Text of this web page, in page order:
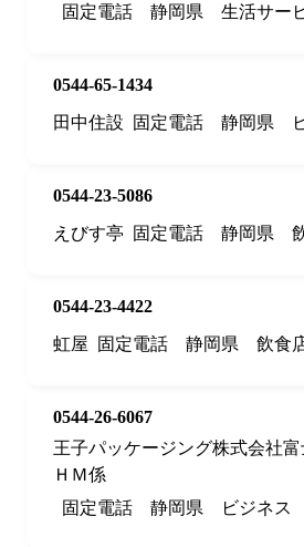
固定電話
静岡県 生活サー
0544-65-1434
田中住設
固定電話 静岡県
0544-23-5086
えびす亭
固定電話 静岡県
0544-23-4422
虹屋
固定電話 静岡県 飲食
0544-26-6067
王子パッケージング株式会社富
ＨＭ係
固定電話
静岡県 ビジネス